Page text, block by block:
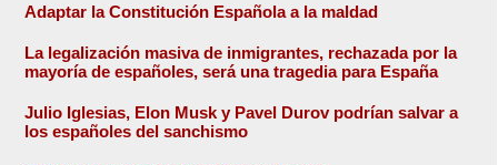
Adaptar la Constitución Española a la maldad
La legalización masiva de inmigrantes, rechazada por la
mayoría de españoles, será una tragedia para España
Julio Iglesias, Elon Musk y Pavel Durov podrían salvar a
los españoles del sanchismo